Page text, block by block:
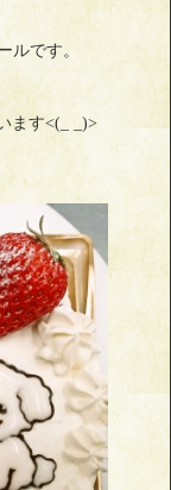
ルです。
ます<(_ _)>